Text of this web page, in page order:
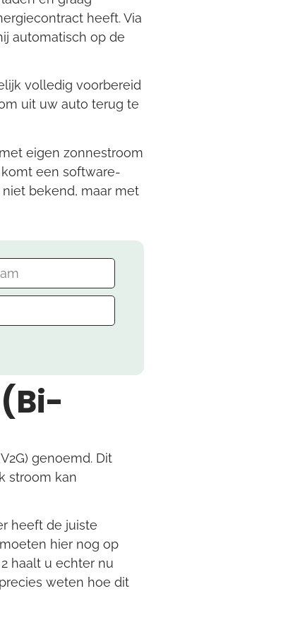
heeft. Via
automatisch op de
volledig voorbereid
uit uw auto terug te
eigen zonnestroom
een software-
bekend, maar met
genoemd. Dit
stroom kan
heeft de juiste
hier nog op
haalt u echter nu
weten hoe dit